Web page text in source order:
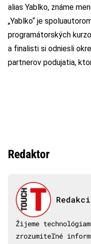
alias Yablko, známe
„Yablko“ je
programátorských
a finalisti si odniesli
partnerov podujatia,
Redaktor
Žijeme
zrozumiteľné